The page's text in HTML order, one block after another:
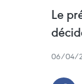
Le
06/04/